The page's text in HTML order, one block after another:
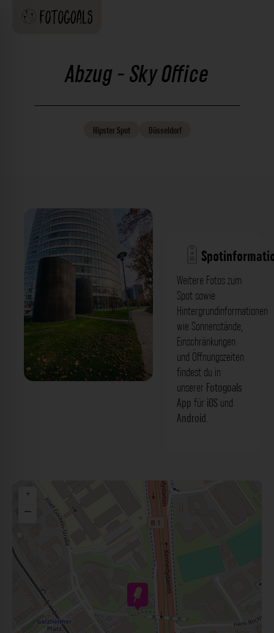
Abzug - Sky Office
HipsterSpot Düsseldorf
Weitere Fotos zum
Spot sowie
Hintergrundinformationen
wie Sonnenstände,
Einschränkungen
und Öffnungszeiten
findest du in
unserer Fotogoals
App für iOS und
Android.
+
−